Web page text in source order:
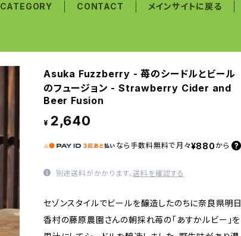
CATEGORY CONTACT メインサイトに戻る
Asuka Fuzzberry - 苺のシードルとビール
のフュージョン - Strawberry Cider and
Beer Fusion
¥ 2,640
なら 手数料無料で 月々¥880 から
別途送料がかかります。送料を確認する
セゾンスタイルでビールを醸造したのちに奈良県明日
香村の藤原農園さんの朝採れ苺の「あすかルビー」を